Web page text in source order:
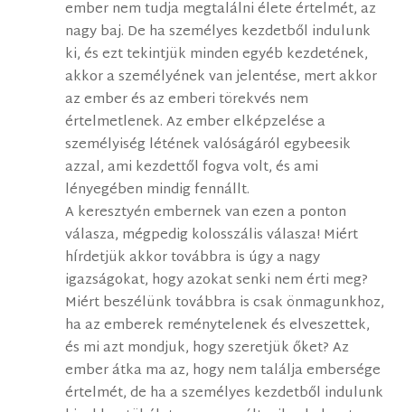
ember nem tudja megtalálni élete értelmét, az
nagy baj. De ha személyes kezdetből indulunk
ki, és ezt tekintjük minden egyéb kezdetének,
akkor a személyének van jelentése, mert akkor
az ember és az emberi törekvés nem
értelmetlenek. Az ember elképzelése a
személyiség létének valóságáról egybeesik
azzal, ami kezdettől fogva volt, és ami
lényegében mindig fennállt.
A keresztyén embernek van ezen a ponton
válasza, mégpedig kolosszális válasza! Miért
hÍrdetjük akkor továbbra is úgy a nagy
igazságokat, hogy azokat senki nem érti meg?
Miért beszélünk továbbra is csak önmagunkhoz,
ha az emberek reménytelenek és elveszettek,
és mi azt mondjuk, hogy szeretjük őket? Az
ember átka ma az, hogy nem találja embersége
értelmét, de ha a személyes kezdetből indulunk